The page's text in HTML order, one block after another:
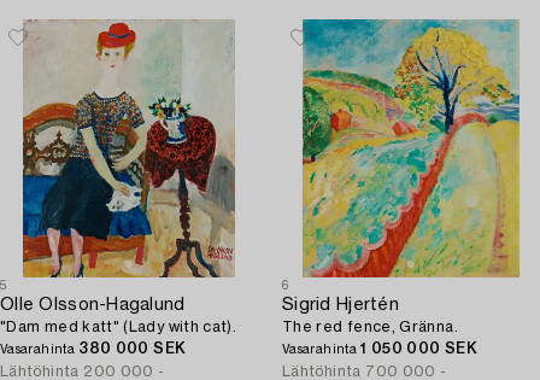
5
Olle Olsson-Hagalund
"Dam med katt" (Lady with cat).
Vasarahinta 380 000 SEK
Lähtöhinta 200 000 -
6
Sigrid Hjertén
The red fence, Gränna.
Vasarahinta1 050 000 SEK
Lähtöhinta 700 000 -